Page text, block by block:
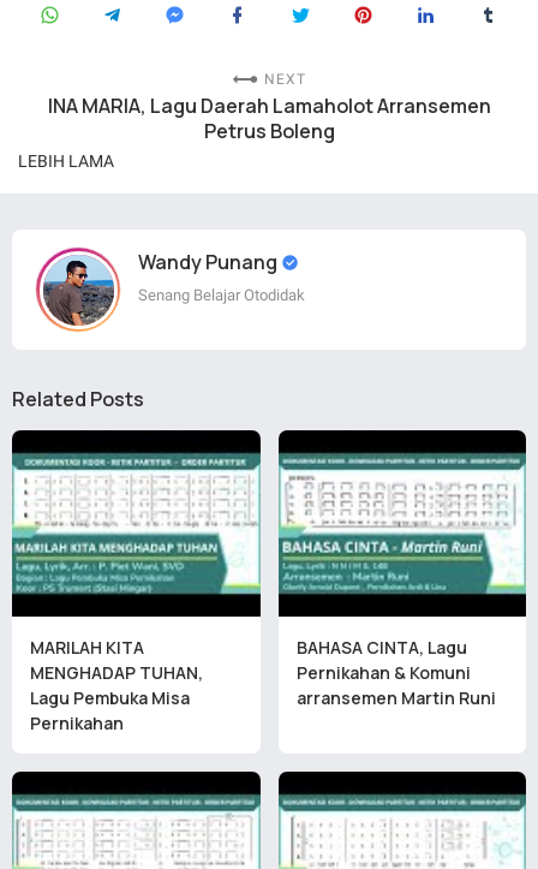
NEXT
INA MARIA, Lagu Daerah Lamaholot Arransemen
Petrus Boleng
LEBIH LAMA
Wandy Punang
Senang Belajar Otodidak
Related Posts
MARILAH KITA
MENGHADAP TUHAN,
Lagu Pembuka Misa
Pernikahan
BAHASA CINTA, Lagu
Pernikahan & Komuni
arransemen Martin Runi